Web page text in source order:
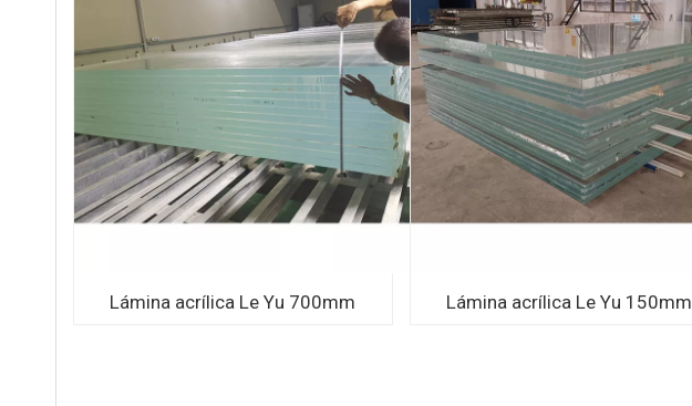
Lámina acrílica Le Yu 700mm Lámina acrílica Le Yu 150mm